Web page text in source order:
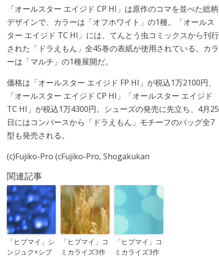
「オールスター エイジド CP HI」は原作のコマを並べた総柄
デザインで、カラーは「オフホワイト」の1種。「オールス
ター エイジド TC HI」には、てんとう虫コミックスから刊行
された「ドラえもん」全45巻の表紙が使用されている。カラ
ーは「マルチ」の1種展開だ。
価格は「オールスター エイジド FP HI」が税込1万2100円、
「オールスター エイジド CP HI」「オールスター エイジド
TC HI」が税込1万4300円。シューズの発売に先立ち、4月25
日にはコンバースから「ドラえもん」モチーフのバッグ全7
型も発売される。
(c)Fujiko-Pro (cFujiko-Pro, Shogakukan
関連記事
「ヒプマイ」シ
ンジュク×シブ
「ヒプマイ」コ
ミカライズ3作
「ヒプマイ」コ
ミカライズ3作